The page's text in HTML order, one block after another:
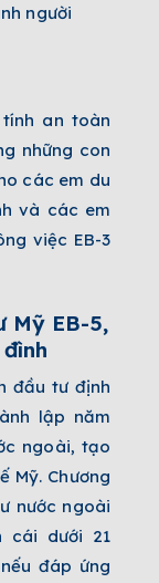
người
an toàn
những con
các em du
và các em
việc EB-3
Mỹ EB-5,
đầu tư định
lập năm
ngoài, tạo
Mỹ. Chương
nước ngoài
cái dưới 21
đáp ứng